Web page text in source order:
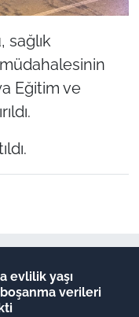
sağlık
Eğitim ve
evlilik yaşı
verileri